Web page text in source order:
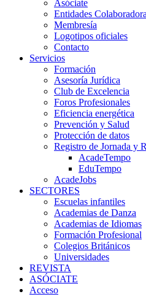
Asóciate
Entidades
Membresía
Logotipos oficiales
Contacto
Servicios
Formación
Asesoría Jurídica
Club de Excelencia
Foros Profesionales
Eficiencia energética
Prevención y Salud
Protección de datos
Registro de Jornada y
AcadeTempo
EduTempo
AcadeJobs
SECTORES
Escuelas infantiles
Academias de Danza
Academias de Idiomas
Formación Profesional
Colegios Británicos
Universidades
REVISTA
ASÓCIATE
Acceso